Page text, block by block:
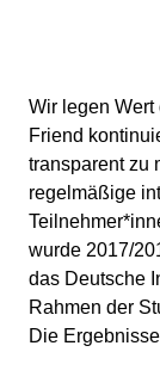
Wir legen Wert
Friend
transparent zu
regelmäßige
wurde 2017/
das Deutsche
Rahmen der
Die